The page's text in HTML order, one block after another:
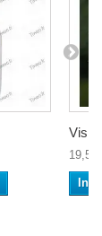
19,50
In